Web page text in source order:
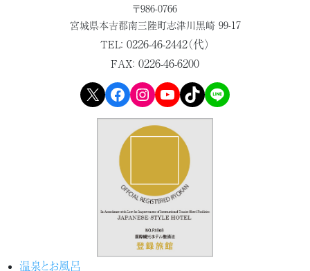
〒986-0766
宮城県本吉郡南三陸町志津川黒崎 99-17
TEL： 0226-46-2442（代）
FAX： 0226-46-6200
X Facebook Instagram YouTube TikTok LINE
温泉とお風呂